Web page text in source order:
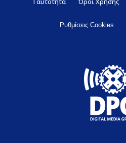
Ρυθμίσεις Cookies